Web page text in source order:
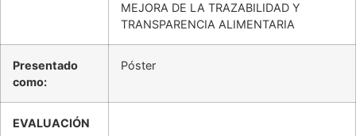
MEJORA DE LA TRAZABILIDAD Y
TRANSPARENCIA ALIMENTARIA
Presentado
como:
Póster
EVALUACIÓN